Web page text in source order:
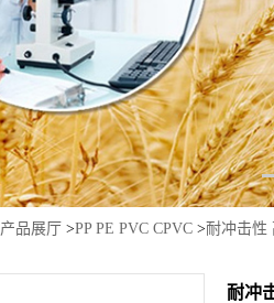
产品展厅 >PP PE PVC CPVC >耐冲击性
耐冲